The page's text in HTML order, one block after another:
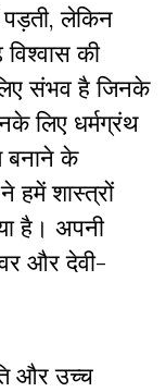
पड़ती, लेकिन
की
संभव है जिनके
लिए धर्मग्रंथ
बनाने के
हमें शास्त्रों
है। अपनी
और देवी-
और उच्च